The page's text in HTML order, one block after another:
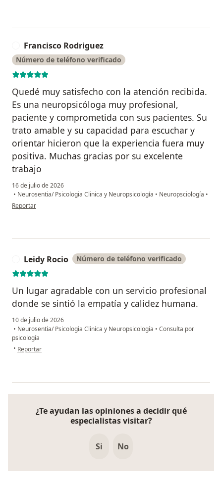
Francisco Rodriguez
Número de teléfono verificado
Quedé muy satisfecho con la atención recibida.
Es una neuropsicóloga muy profesional,
paciente y comprometida con sus pacientes. Su
trato amable y su capacidad para escuchar y
orientar hicieron que la experiencia fuera muy
positiva. Muchas gracias por su excelente
trabajo
16 de julio de 2026
• Neurosentia/ Psicologia Clinica y Neuropsicología • Neuropsciología •
en opinión del usuario Francisco Rodriguez
Reportar
Leidy Rocio Número de teléfono verificado
Un lugar agradable con un servicio profesional
donde se sintió la empatía y calidez humana.
10 de julio de 2026
• Neurosentia/ Psicologia Clinica y Neuropsicología • Consulta por
psicología
• en opinión del usuario Leidy Rocio
Reportar
¿Te ayudan las opiniones a decidir qué
especialistas visitar?
Si No